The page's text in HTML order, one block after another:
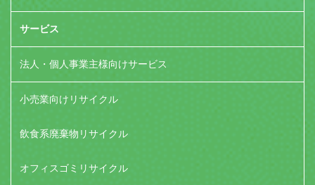
サービス
法人・個人事業主様向けサービス
小売業向けリサイクル
飲食系廃棄物リサイクル
オフィスゴミリサイクル